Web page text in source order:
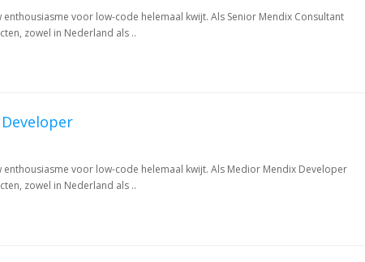
voor low-code helemaal kwijt. Als Senior Mendix Consultant
zowel in Nederland als ..
enthousiasme voor low-code helemaal kwijt. Als Medior Mendix Developer
zowel in Nederland als ..